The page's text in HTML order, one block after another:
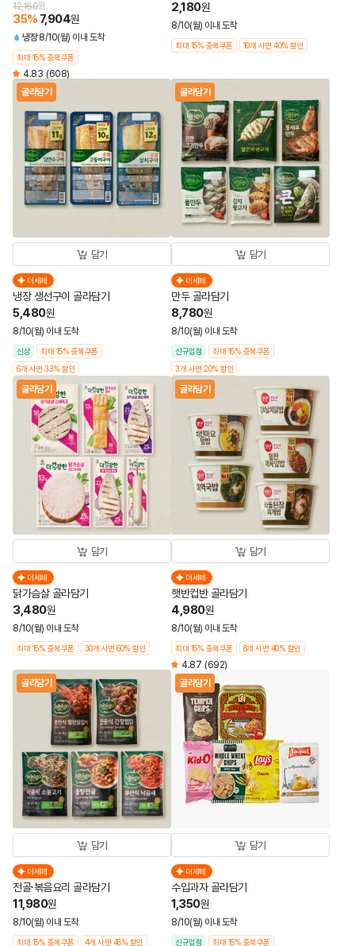
12,160원
35% 7,904원
냉장 8/10(월) 이내 도착
최대 15% 중복쿠폰
4.83 (608)
2,180원
8/10(월) 이내 도착
최대 15% 중복쿠폰 10개 사면 40% 할인
골라담기
담기
더세페
냉장 생선구이 골라담기
5,480원
8/10(월) 이내 도착
신상
최대 15% 중복쿠폰
6개 사면 33% 할인
골라담기
담기
더세페
만두 골라담기
8,780원
8/10(월) 이내 도착
신규입점
최대 15% 중복쿠폰
3개 사면 20% 할인
골라담기
담기
더세페
닭가슴살 골라담기
3,480원
8/10(월) 이내 도착
최대 15% 중복쿠폰 30개 사면 60% 할인
골라담기
담기
더세페
햇반컵반 골라담기
4,980원
8/10(월) 이내 도착
최대 15% 중복쿠폰 8개 사면 40% 할인
4.87 (692)
골라담기
담기
더세페
전골·볶음요리 골라담기
11,980원
8/10(월) 이내 도착
최대 15% 중복쿠폰 4개 사면 45% 할인
골라담기
담기
더세페
수입과자 골라담기
1,350원
8/10(월) 이내 도착
신규입점
최대 15% 중복쿠폰